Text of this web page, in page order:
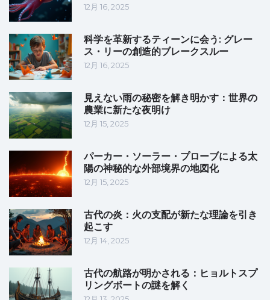
12月 16, 2025
科学を革新するティーンに会う: グレー
ス・リーの創造的ブレークスルー
12月 16, 2025
見えない雨の秘密を解き明かす：世界の
農業に新たな夜明け
12月 15, 2025
パーカー・ソーラー・プローブによる太
陽の神秘的な外部境界の地図化
12月 15, 2025
古代の炎：火の支配が新たな理論を引き
起こす
12月 14, 2025
古代の航路が明かされる：ヒョルトスプ
リングボートの謎を解く